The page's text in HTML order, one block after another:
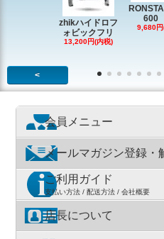
zhikハイドロフ
ォビックフリ
13,200円(内税)
600
9,680円
<
会員メニュー
メールマガジン登録・
ご利用ガイド
支払い方法 / 配送方法 / 会社概要
店長について